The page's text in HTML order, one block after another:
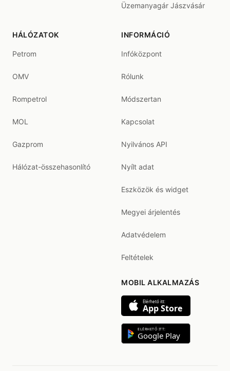
Üzemanyagár Jászvásár
HÁLÓZATOK
Petrom
OMV
Rompetrol
MOL
Gazprom
Hálózat-összehasonlító
INFORMÁCIÓ
Infóközpont
Rólunk
Módszertan
Kapcsolat
Nyilvános API
Nyílt adat
Eszközök és widget
Megyei árjelentés
Adatvédelem
Feltételek
MOBIL ALKALMAZÁS
Elérhető itt:
App Store
ELÉRHETŐ ITT:
Google Play